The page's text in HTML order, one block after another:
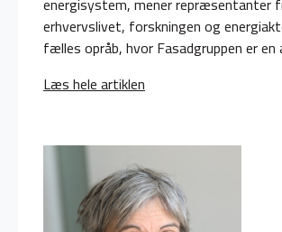
erhvervslivet, forskningen og
fælles opråb, hvor Fasadgruppen er en
Læs hele artiklen